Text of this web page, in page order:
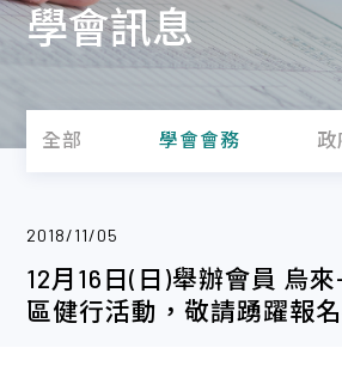
學會訊息
全部 學會會務 政
2018/11/05
12月16日(日)舉辦會員 烏
區健行活動，敬請踴躍報